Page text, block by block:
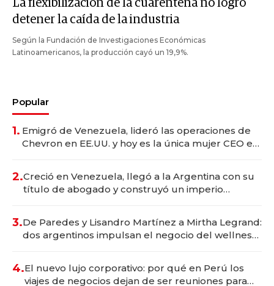
La flexibilización de la cuarentena no logró
detener la caída de la industria
Según la Fundación de Investigaciones Económicas
Latinoamericanos, la producción cayó un 19,9%.
Popular
1. Emigró de Venezuela, lideró las operaciones de
Chevron en EE.UU. y hoy es la única mujer CEO en
2.Creció en Venezuela, llegó a la Argentina con su
título de abogado y construyó un imperio
3.De Paredes y Lisandro Martínez a Mirtha Legrand:
dos argentinos impulsan el negocio del wellness
4.El nuevo lujo corporativo: por qué en Perú los
viajes de negocios dejan de ser reuniones para